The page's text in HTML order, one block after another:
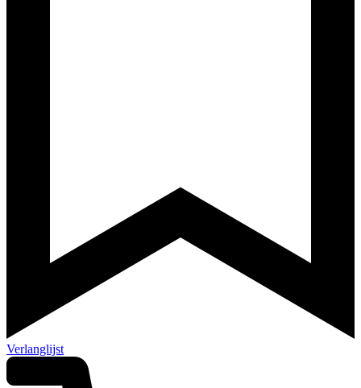
Verlanglijst